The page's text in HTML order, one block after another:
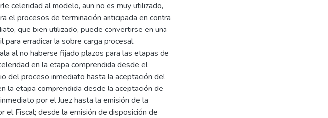
celeridad al modelo, aun no es muy utilizado,
el procesos de terminación anticipada en contra
que bien utilizado, puede convertirse en una
para erradicar la sobre carga procesal.
al no haberse fijado plazos para las etapas de
en la etapa comprendida desde el
del proceso inmediato hasta la aceptación del
la etapa comprendida desde la aceptación de
por el Juez hasta la emisión de la
el Fiscal; desde la emisión de disposición de